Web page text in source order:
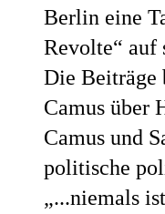
Berlin eine
Revolte“ auf
Die Beiträge
Camus über
Camus und
politische
„...niemals